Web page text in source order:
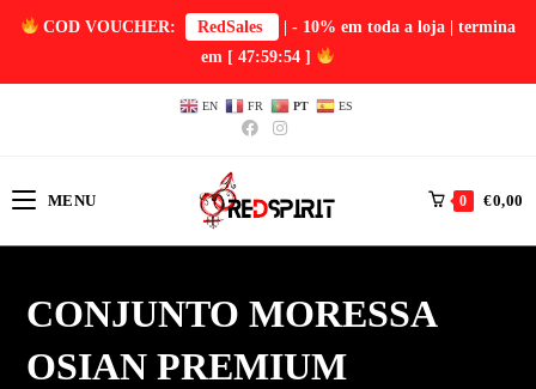
COD VOUCHER: RedSales
| - 10% em toda a loja | termina
em [ 47:59:54 ]
EN FR PT ES
MENU 0 €0,00
CONJUNTO MORESSA
OSIAN PREMIUM